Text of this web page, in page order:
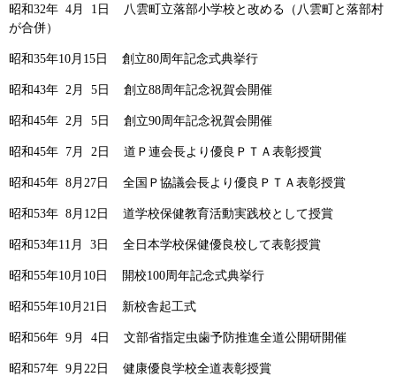
昭和32年 4月 1日 八雲町立落部小学校と改める（八雲町と落部村
が合併）
昭和35年10月15日 創立80周年記念式典挙行
昭和43年 2月 5日 創立88周年記念祝賀会開催
昭和45年 2月 5日 創立90周年記念祝賀会開催
昭和45年 7月 2日 道Ｐ連会長より優良ＰＴＡ表彰授賞
昭和45年 8月27日 全国Ｐ協議会長より優良ＰＴＡ表彰授賞
昭和53年 8月12日 道学校保健教育活動実践校として授賞
昭和53年11月 3日 全日本学校保健優良校して表彰授賞
昭和55年10月10日 開校100周年記念式典挙行
昭和55年10月21日 新校舎起工式
昭和56年 9月 4日 文部省指定虫歯予防推進全道公開研開催
昭和57年 9月22日 健康優良学校全道表彰授賞